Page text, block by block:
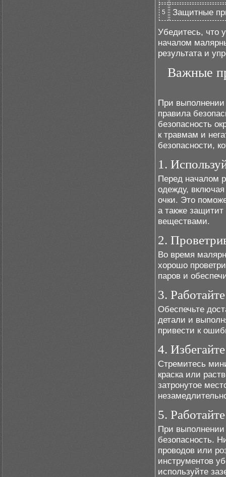
5
Защитные
Убедитесь, что
началом
результата и
Важные
При
правила
безопасность
к травмам и
безопасности,
1.
Перед началом
одежду,
очки. Это
а также
веществами.
2.
Во время
хорошо
паров и
3.
Обеспечьте
детали и
привести к
4.
Стремитесь
краска или
затронутое
5.
При
безопасность.
проводов или
инструментов
используйте